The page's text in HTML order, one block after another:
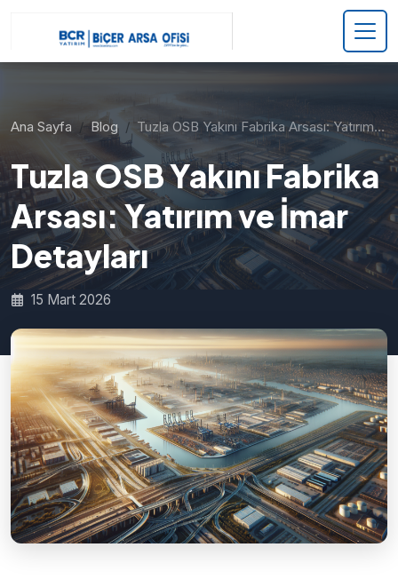
Ana Sayfa Blog Tuzla OSB Yakını Fabrika Arsası: Yatırım…
Tuzla OSB Yakını Fabrika
Arsası: Yatırım ve İmar
Detayları
15 Mart 2026